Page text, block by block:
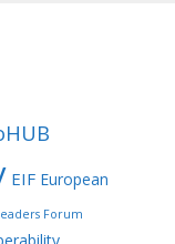
EIF European
Forum